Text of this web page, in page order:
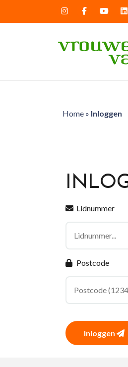
Home» Inloggen
Lidnummer
Postcode
Inloggen